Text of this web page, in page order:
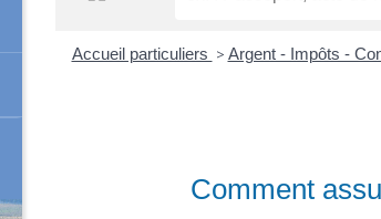
Accueil particuliers > Argent - Impôts -
Comment